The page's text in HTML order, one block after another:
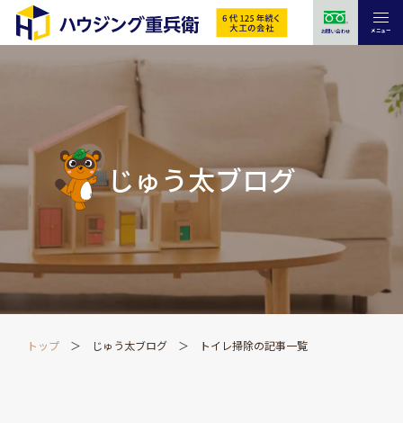
お問い合わせ メニュー
じゅう太ブログ
トップ じゅう太ブログ トイレ掃除の記事一覧